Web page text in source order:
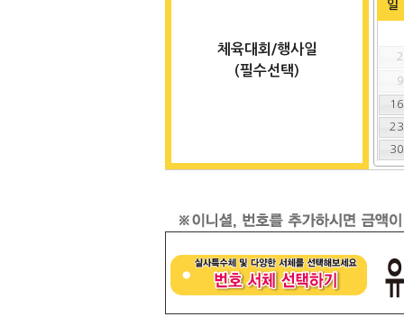
체육대회/행사일
(필수선택)
일
2
9
16
23
30